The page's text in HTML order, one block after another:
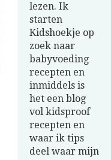
lezen. Ik
starten
Kidshoekje op
zoek naar
babyvoeding
recepten en
inmiddels is
het een blog
vol kidsproof
recepten en
waar ik tips
deel waar mijn